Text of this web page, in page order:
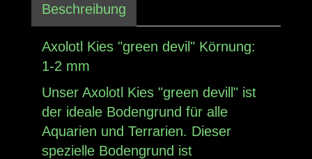
Beschreibung
Axolotl Kies "green devil" Körnung:
1-2 mm
Unser Axolotl Kies "green devill" ist
der ideale Bodengrund für alle
Aquarien und Terrarien. Dieser
spezielle Bodengrund ist